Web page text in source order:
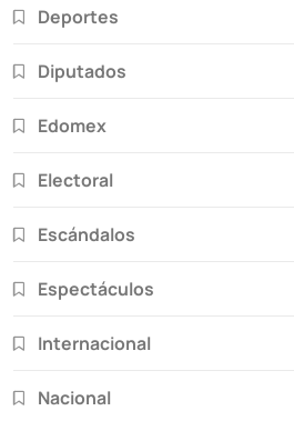
Deportes
Diputados
Edomex
Electoral
Escándalos
Espectáculos
Internacional
Nacional